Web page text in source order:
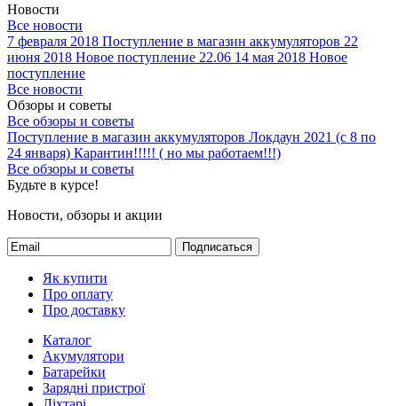
Новости
Все новости
7 февраля 2018 Поступление в магазин аккумуляторов 22
июня 2018 Новое поступление 22.06 14 мая 2018 Новое
поступление
Все новости
Обзоры и советы
Все обзоры и советы
Поступление в магазин аккумуляторов Локдаун 2021 (с 8 по
24 января) Карантин!!!!! ( но мы работаем!!!)
Все обзоры и советы
Будьте в курсе!
Новости, обзоры и акции
Подписаться
Як купити
Про оплату
Про доставку
Каталог
Акумулятори
Батарейки
Зарядні пристрої